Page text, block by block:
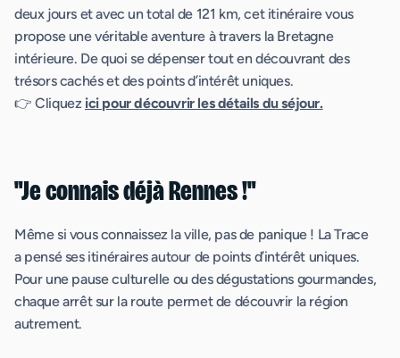
deux jours et avec un total de 121 km, cet itinéraire vous
propose une véritable aventure à travers la Bretagne
intérieure. De quoi se dépenser tout en découvrant des
trésors cachés et des points d’intérêt uniques.
👉 Cliquez ici pour découvrir les détails du séjour.
"Je connais déjà Rennes !"
Même si vous connaissez la ville, pas de panique ! La Trace
a pensé ses itinéraires autour de points d’intérêt uniques.
Pour une pause culturelle ou des dégustations gourmandes,
chaque arrêt sur la route permet de découvrir la région
autrement.